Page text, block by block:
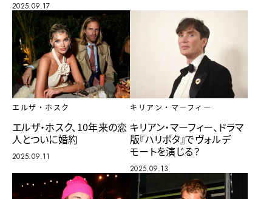
2025.09.17
エルザ・ホスク
エルザ・ホスク、10年来の恋
人とついに婚約
2025.09.11
キリアン・マーフィー
キリアン・マーフィー、ドラマ
版『ハリポタ』でヴォルデ
モートを演じる？
2025.09.13